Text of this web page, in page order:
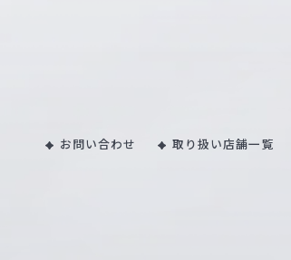
お問い合わせ 取り扱い店舗一覧